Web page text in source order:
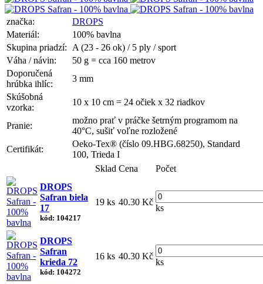
značka:
DROPS
Materiál:
100% bavlna
Skupina priadzí:
A (23 - 26 ok) / 5 ply / sport
Váha / návin:
50 g = cca 160 metrov
Doporučená
hrúbka ihlíc:
3 mm
Skúšobná
vzorka:
10 x 10 cm = 24 očiek x 32 riadkov
Pranie:
možno prať v práčke šetrným programom na
40°C, sušiť voľne rozložené
Certifikát:
Oeko-Tex® (číslo 09.HBG.68250), Standard
100, Trieda I
Sklad Cena
Počet
DROPS
Safran biela
17
kód: 104217
19 ks 40.30 Kč
ks
DROPS
Safran
krieda 72
kód: 104272
16 ks 40.30 Kč
ks